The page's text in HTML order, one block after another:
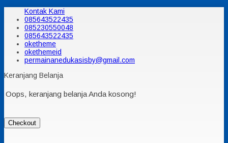
Kontak Kami
085643522435
085230550048
085643522435
oketheme
okethemeid
permainanedukasisby@gmail.com
Keranjang Belanja
Oops, keranjang belanja Anda kosong!
Checkout